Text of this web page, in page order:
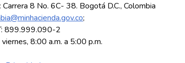
8 No. 6C- 38. Bogotá D.C., Colombia
;
899.999.090-2
8:00 a.m. a 5:00 p.m.